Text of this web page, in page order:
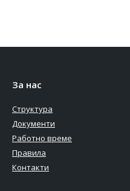
За нас
Структура
Документи
Работно време
Правила
Контакти